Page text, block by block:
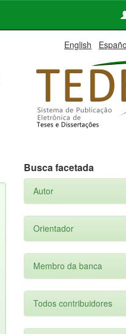
English
Busca facetada
Autor
Orientador
Membro da banca
Todos contribuidores